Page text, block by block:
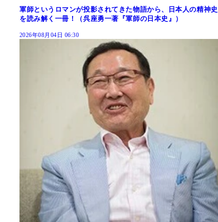
軍師というロマンが投影されてきた物語から、日本人の精神史
を読み解く一冊！（呉座勇一著『軍師の日本史』）
2026年08月04日 06:30